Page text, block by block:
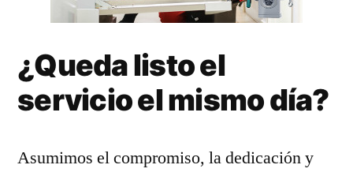
¿Queda listo el
servicio el mismo día?
Asumimos el compromiso, la dedicación y